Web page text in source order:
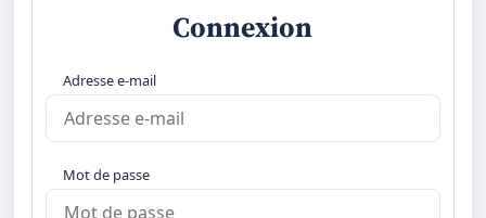
Connexion
Adresse e-mail
Mot de passe